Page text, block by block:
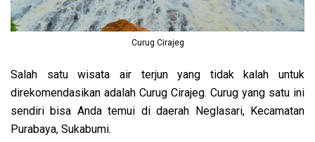
Curug Cirajeg
Salah satu wisata air terjun yang tidak kalah untuk
direkomendasikan adalah Curug Cirajeg. Curug yang satu ini
sendiri bisa Anda temui di daerah Neglasari, Kecamatan
Purabaya, Sukabumi.